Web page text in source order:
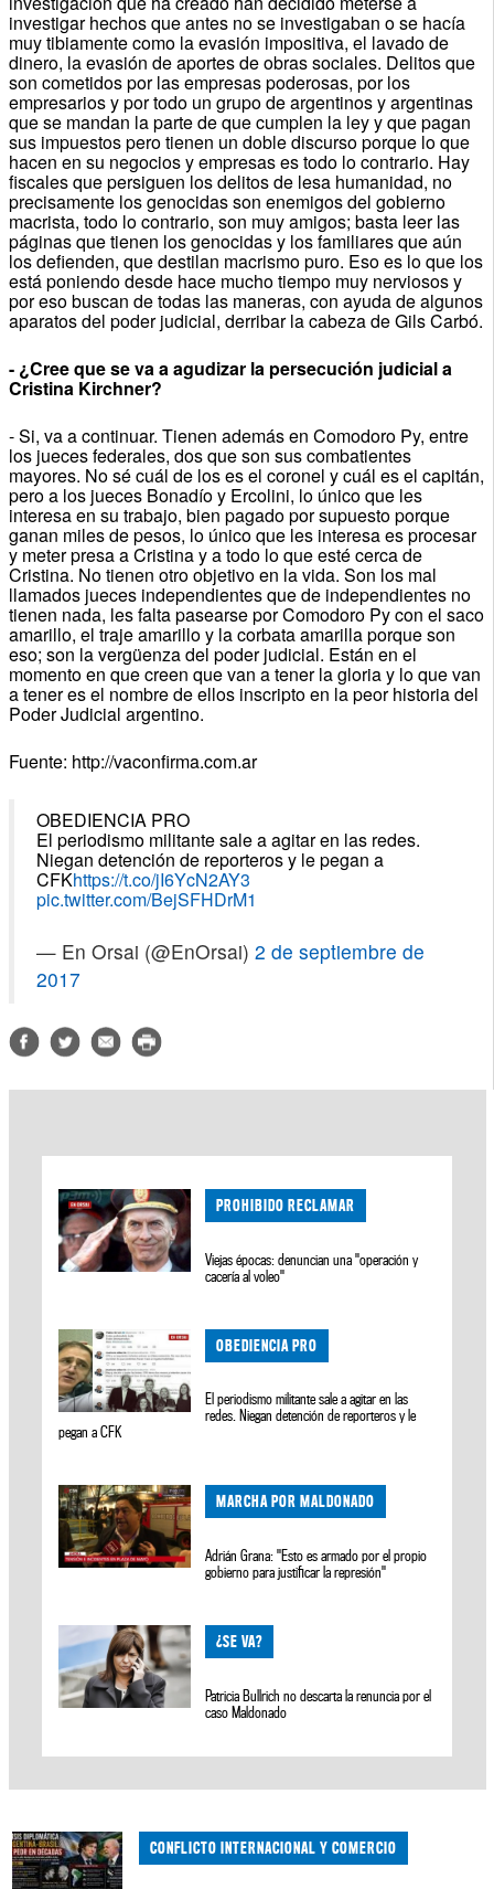
investigar hechos que antes no se investigaban o se hacía
muy tibiamente como la evasión impositiva, el lavado de
dinero, la evasión de aportes de obras sociales. Delitos que
son cometidos por las empresas poderosas, por los
empresarios y por todo un grupo de argentinos y argentinas
que se mandan la parte de que cumplen la ley y que pagan
sus impuestos pero tienen un doble discurso porque lo que
hacen en su negocios y empresas es todo lo contrario. Hay
fiscales que persiguen los delitos de lesa humanidad, no
precisamente los genocidas son enemigos del gobierno
macrista, todo lo contrario, son muy amigos; basta leer las
páginas que tienen los genocidas y los familiares que aún
los defienden, que destilan macrismo puro. Eso es lo que los
está poniendo desde hace mucho tiempo muy nerviosos y
por eso buscan de todas las maneras, con ayuda de algunos
aparatos del poder judicial, derribar la cabeza de Gils Carbó.
- ¿Cree que se va a agudizar la persecución judicial a
Cristina Kirchner?
- Si, va a continuar. Tienen además en Comodoro Py, entre
los jueces federales, dos que son sus combatientes
mayores. No sé cuál de los es el coronel y cuál es el capitán,
pero a los jueces Bonadío y Ercolini, lo único que les
interesa en su trabajo, bien pagado por supuesto porque
ganan miles de pesos, lo único que les interesa es procesar
y meter presa a Cristina y a todo lo que esté cerca de
Cristina. No tienen otro objetivo en la vida. Son los mal
llamados jueces independientes que de independientes no
tienen nada, les falta pasearse por Comodoro Py con el saco
amarillo, el traje amarillo y la corbata amarilla porque son
eso; son la vergüenza del poder judicial. Están en el
momento en que creen que van a tener la gloria y lo que van
a tener es el nombre de ellos inscripto en la peor historia del
Poder Judicial argentino.
Fuente: http://vaconfirma.com.ar
OBEDIENCIA PRO
El periodismo militante sale a agitar en las redes.
Niegan detención de reporteros y le pegan a
CFKhttps://t.co/jI6YcN2AY3
pic.twitter.com/BejSFHDrM1
— En Orsai (@EnOrsai) 2 de septiembre de
2017
PROHIBIDO RECLAMAR
Viejas épocas: denuncian una "operación y
cacería al voleo"
OBEDIENCIA PRO
El periodismo militante sale a agitar en las
redes. Niegan detención de reporteros y le
pegan a CFK
MARCHA POR MALDONADO
Adrián Grana: "Esto es armado por el propio
gobierno para justificar la represión"
¿SE VA?
Patricia Bullrich no descarta la renuncia por el
caso Maldonado
CONFLICTO INTERNACIONAL Y COMERCIO